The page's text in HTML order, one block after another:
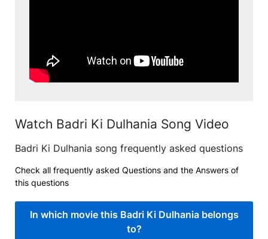
Watch Badri Ki Dulhania Song Video
Badri Ki Dulhania song frequently asked questions
Check all frequently asked Questions and the Answers of
this questions
In which movie this Badri Ki Dulhania belongs
to?